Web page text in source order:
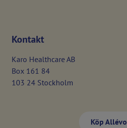
Kontakt
Karo Healthcare AB
Box 161 84
103 24 Stockholm
Köp Allévo